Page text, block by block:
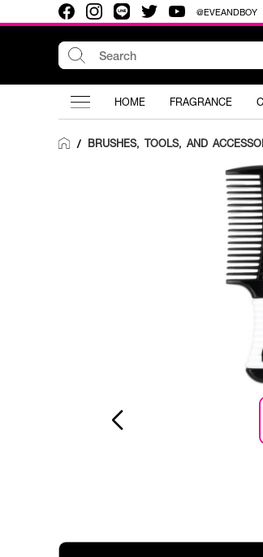
@EVEANDBOY
HOME FRAGRANCE
/ BRUSHES, TOOLS, AND